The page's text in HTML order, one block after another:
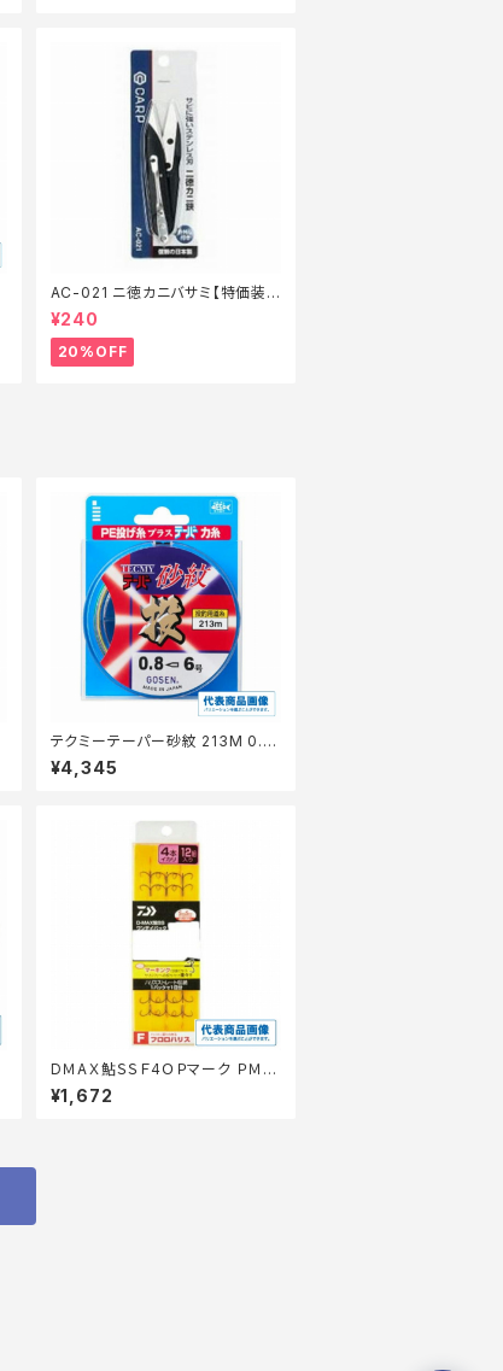
AC-021 ニ徳カニバサミ【特価装
備】【20】
¥240
20%OFF
テクミーテーパー砂紋 213M 0.8
-6 【継続セール_仕掛】
¥4,345
DＭAＸ鮎ＳＳＦ4ＯＰマーク ＰＭ6.
5
¥1,672